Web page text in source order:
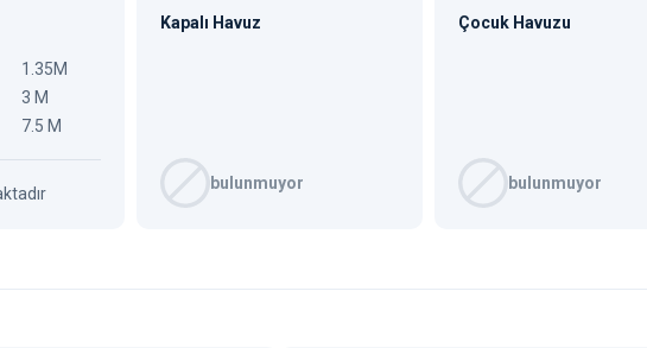
1.35M
3 M
7.5 M
Kapalı Havuz
bulunmuyor
Çocuk Havuzu
bulunmuyor